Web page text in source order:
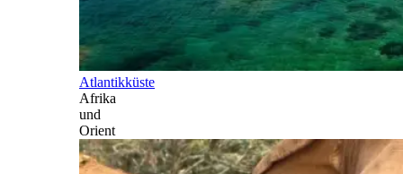
Atlantikküste
Afrika
und
Orient